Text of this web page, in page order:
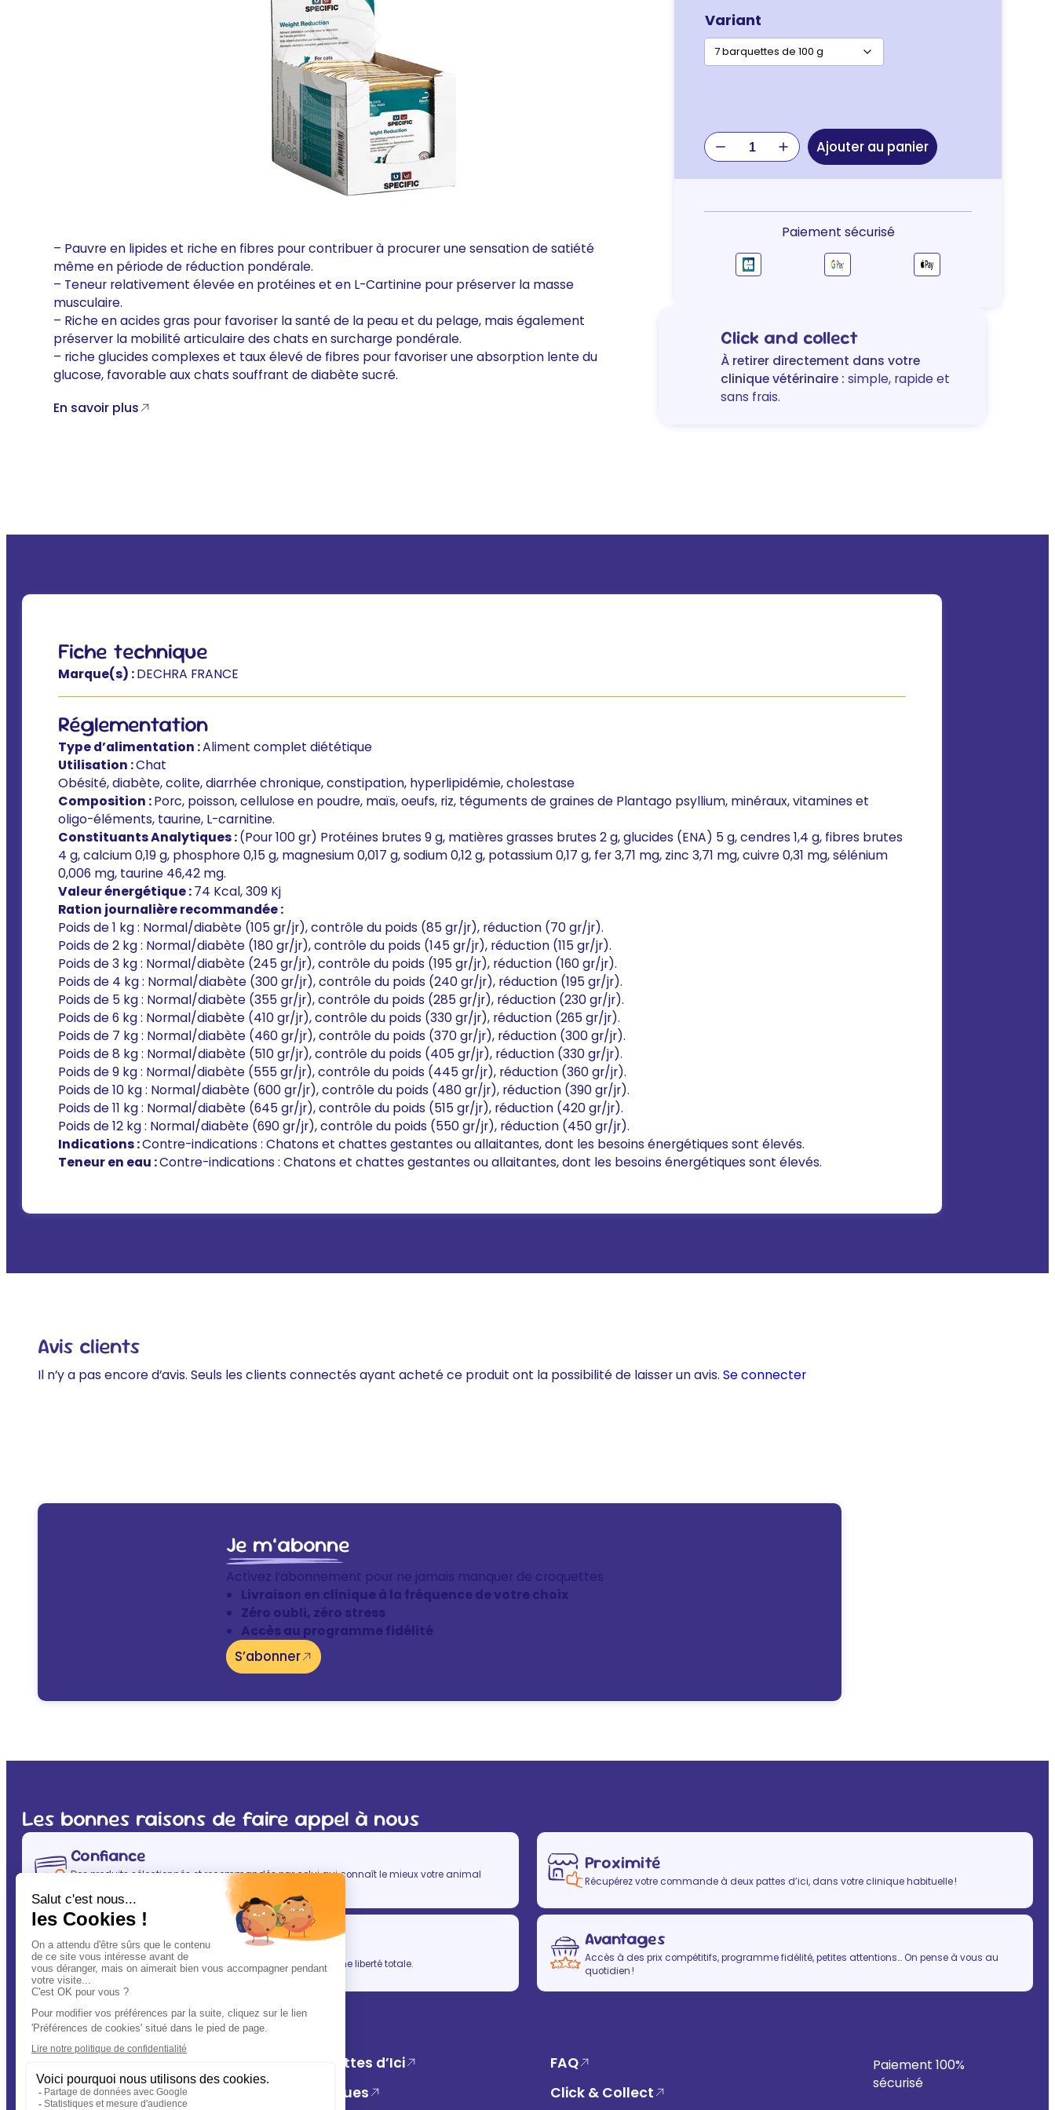
– Pauvre en lipides et riche en fibres pour contribuer à procurer une sensation de satiété
même en période de réduction pondérale.
– Teneur relativement élevée en protéines et en L-Cartinine pour préserver la masse
musculaire.
– Riche en acides gras pour favoriser la santé de la peau et du pelage, mais également
préserver la mobilité articulaire des chats en surcharge pondérale.
– riche glucides complexes et taux élevé de fibres pour favoriser une absorption lente du
glucose, favorable aux chats souffrant de diabète sucré.
En savoir plus
Variant
quantité
de
Specific
Weight
terrine
Ajouter au panier
Paiement sécurisé
Click and collect
À retirer directement dans votre
clinique vétérinaire : simple, rapide et
sans frais.
Fiche technique
Marque(s) :DECHRA FRANCE
Réglementation
Type d’alimentation :Aliment complet diététique
Utilisation :Chat
Obésité, diabète, colite, diarrhée chronique, constipation, hyperlipidémie, cholestase
Composition :Porc, poisson, cellulose en poudre, maïs, oeufs, riz, téguments de graines de Plantago psyllium, minéraux, vitamines et
oligo-éléments, taurine, L-carnitine.
Constituants Analytiques :(Pour 100 gr) Protéines brutes 9 g, matières grasses brutes 2 g, glucides (ENA) 5 g, cendres 1,4 g, fibres brutes
4 g, calcium 0,19 g, phosphore 0,15 g, magnesium 0,017 g, sodium 0,12 g, potassium 0,17 g, fer 3,71 mg, zinc 3,71 mg, cuivre 0,31 mg, sélénium
0,006 mg, taurine 46,42 mg.
Valeur énergétique :74 Kcal, 309 Kj
Ration journalière recommandée :
Poids de 1 kg : Normal/diabète (105 gr/jr), contrôle du poids (85 gr/jr), réduction (70 gr/jr).
Poids de 2 kg : Normal/diabète (180 gr/jr), contrôle du poids (145 gr/jr), réduction (115 gr/jr).
Poids de 3 kg : Normal/diabète (245 gr/jr), contrôle du poids (195 gr/jr), réduction (160 gr/jr).
Poids de 4 kg : Normal/diabète (300 gr/jr), contrôle du poids (240 gr/jr), réduction (195 gr/jr).
Poids de 5 kg : Normal/diabète (355 gr/jr), contrôle du poids (285 gr/jr), réduction (230 gr/jr).
Poids de 6 kg : Normal/diabète (410 gr/jr), contrôle du poids (330 gr/jr), réduction (265 gr/jr).
Poids de 7 kg : Normal/diabète (460 gr/jr), contrôle du poids (370 gr/jr), réduction (300 gr/jr).
Poids de 8 kg : Normal/diabète (510 gr/jr), contrôle du poids (405 gr/jr), réduction (330 gr/jr).
Poids de 9 kg : Normal/diabète (555 gr/jr), contrôle du poids (445 gr/jr), réduction (360 gr/jr).
Poids de 10 kg : Normal/diabète (600 gr/jr), contrôle du poids (480 gr/jr), réduction (390 gr/jr).
Poids de 11 kg : Normal/diabète (645 gr/jr), contrôle du poids (515 gr/jr), réduction (420 gr/jr).
Poids de 12 kg : Normal/diabète (690 gr/jr), contrôle du poids (550 gr/jr), réduction (450 gr/jr).
Indications :Contre-indications : Chatons et chattes gestantes ou allaitantes, dont les besoins énergétiques sont élevés.
Teneur en eau :Contre-indications : Chatons et chattes gestantes ou allaitantes, dont les besoins énergétiques sont élevés.
Avis clients
Il n’y a pas encore d’avis. Seuls les clients connectés ayant acheté ce produit ont la possibilité de laisser un avis. Se connecter
Je m’abonne
Activez l’abonnement pour ne jamais manquer de croquettes
Livraison en clinique à la fréquence de votre choix
Zéro oubli, zéro stress
Accès au programme fidélité
S’abonner
Les bonnes raisons de faire appel à nous
Confiance
Des produits sélectionnés et recommandés par celui qui connaît le mieux votre animal
(après vous évidemment ! ) : votre vétérinaire.
Proximité
Récupérez votre commande à deux pattes d’ici, dans votre clinique habituelle !
Simplicité
En un clic, vous allégez votre quotidien, tout en gardant une liberté totale.
Avantages
Accès à des prix compétitifs, programme fidélité, petites attentions… On pense à vous au
quotidien !
A Deux Pattes d’Ici
FAQ
Nos cliniques
Click & Collect
Paiement 100%
sécurisé